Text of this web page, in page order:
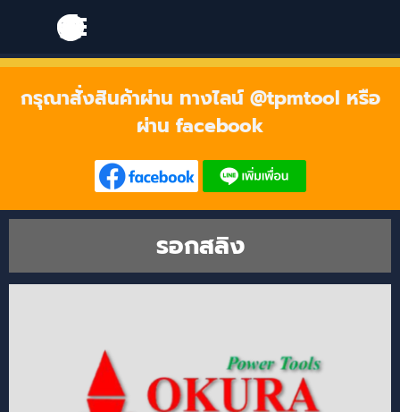
Skip menu
Skip menu
กรุณาสั่งสินค้าผ่าน ทางไลน์ @tpmtool หรือ
ผ่าน facebook
รอกสลิง